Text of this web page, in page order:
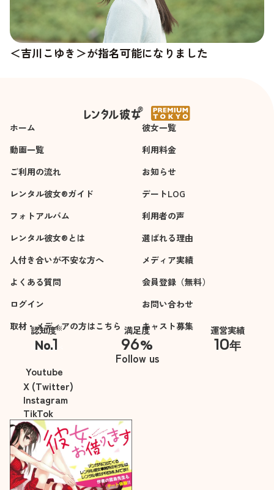
＜吉川こゆき＞が指名可能になりました
ホーム
彼女一覧
動画一覧
利用料金
ご利用の流れ
お知らせ
レンタル彼女®ガイド
デートLOG
フォトアルバム
利用者の声
レンタル彼女®とは
選ばれる理由
人付き合いが不安な方へ
メディア実績
よくある質問
会員登録（無料）
ログイン
お問い合わせ
取材・メディアの方はこちら
キャスト募集
認知度※
No.1
※自社調べ
満足度
96%
運営実績
10年
Follow us
Youtube
X (Twitter)
Instagram
TikTok